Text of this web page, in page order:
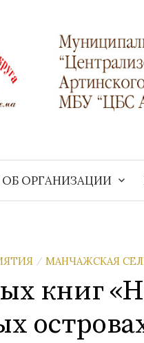
ОРГАНИЗАЦИИ
/ МАНЧАЖСКАЯ
книг